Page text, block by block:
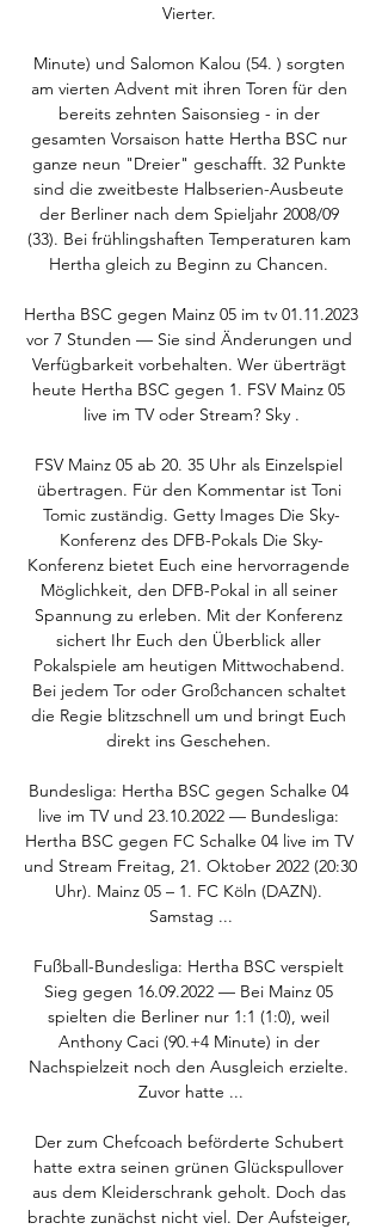
Vierter.
Minute) und Salomon Kalou (54. ) sorgten
am vierten Advent mit ihren Toren für den
bereits zehnten Saisonsieg - in der
gesamten Vorsaison hatte Hertha BSC nur
ganze neun "Dreier" geschafft. 32 Punkte
sind die zweitbeste Halbserien-Ausbeute
der Berliner nach dem Spieljahr 2008/09
(33). Bei frühlingshaften Temperaturen kam
Hertha gleich zu Beginn zu Chancen.
Hertha BSC gegen Mainz 05 im tv 01.11.2023
vor 7 Stunden — Sie sind Änderungen und
Verfügbarkeit vorbehalten. Wer überträgt
heute Hertha BSC gegen 1. FSV Mainz 05
live im TV oder Stream? Sky .
FSV Mainz 05 ab 20. 35 Uhr als Einzelspiel
übertragen. Für den Kommentar ist Toni
Tomic zuständig. Getty Images Die Sky-
Konferenz des DFB-Pokals Die Sky-
Konferenz bietet Euch eine hervorragende
Möglichkeit, den DFB-Pokal in all seiner
Spannung zu erleben. Mit der Konferenz
sichert Ihr Euch den Überblick aller
Pokalspiele am heutigen Mittwochabend.
Bei jedem Tor oder Großchancen schaltet
die Regie blitzschnell um und bringt Euch
direkt ins Geschehen.
Bundesliga: Hertha BSC gegen Schalke 04
live im TV und 23.10.2022 — Bundesliga:
Hertha BSC gegen FC Schalke 04 live im TV
und Stream Freitag, 21. Oktober 2022 (20:30
Uhr). Mainz 05 – 1. FC Köln (DAZN).
Samstag ...
Fußball-Bundesliga: Hertha BSC verspielt
Sieg gegen 16.09.2022 — Bei Mainz 05
spielten die Berliner nur 1:1 (1:0), weil
Anthony Caci (90.+4 Minute) in der
Nachspielzeit noch den Ausgleich erzielte.
Zuvor hatte ...
Der zum Chefcoach beförderte Schubert
hatte extra seinen grünen Glückspullover
aus dem Kleiderschrank geholt. Doch das
brachte zunächst nicht viel. Der Aufsteiger,